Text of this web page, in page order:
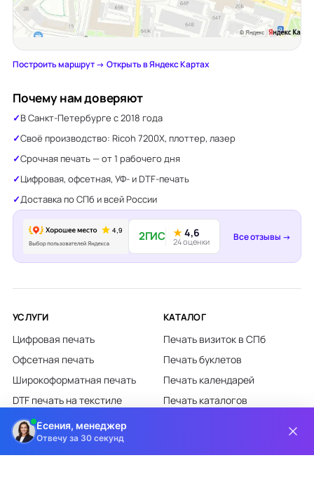
Построить маршрут →·Открыть в Яндекс Картах
Почему нам доверяют
В Санкт-Петербурге с 2018 года
Своё производство: Ricoh 7200X, плоттер, лазер
Срочная печать — от 1 рабочего дня
Цифровая, офсетная, УФ- и DTF-печать
Доставка по СПб и всей России
2ГИС ★4,6
24 оценки Все отзывы →
УСЛУГИ
Цифровая печать
Офсетная печать
Широкоформатная печать
DTF печать на текстиле
Лазерная гравировка
КАТАЛОГ
Печать визиток в СПб
Печать буклетов
Печать календарей
Печать каталогов
Есения, менеджер
Отвечу за 30 секунд